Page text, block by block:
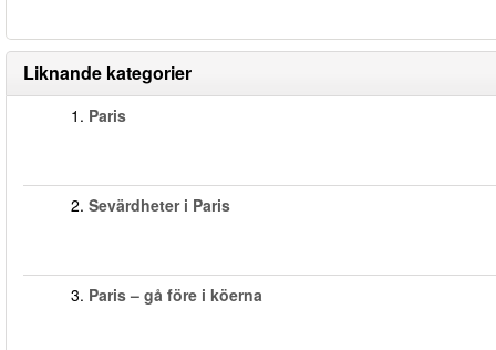
Liknande kategorier
1. Paris
2. Sevärdheter i Paris
3. Paris – gå före i köerna